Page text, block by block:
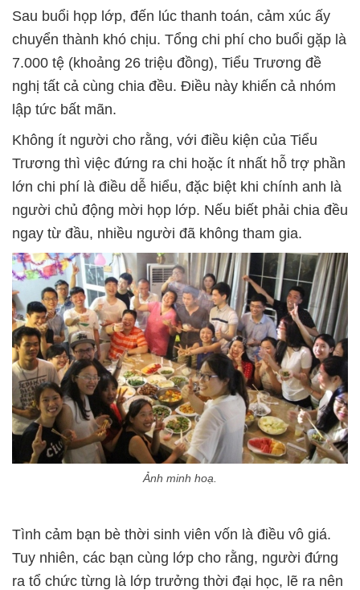
Sau buổi họp lớp, đến lúc thanh toán, cảm xúc ấy
chuyển thành khó chịu. Tổng chi phí cho buổi gặp là
7.000 tệ (khoảng 26 triệu đồng), Tiểu Trương đề
nghị tất cả cùng chia đều. Điều này khiến cả nhóm
lập tức bất mãn.
Không ít người cho rằng, với điều kiện của Tiểu
Trương thì việc đứng ra chi hoặc ít nhất hỗ trợ phần
lớn chi phí là điều dễ hiểu, đặc biệt khi chính anh là
người chủ động mời họp lớp. Nếu biết phải chia đều
ngay từ đầu, nhiều người đã không tham gia.
Ảnh minh hoạ.
Tình cảm bạn bè thời sinh viên vốn là điều vô giá.
Tuy nhiên, các bạn cùng lớp cho rằng, người đứng
ra tổ chức từng là lớp trưởng thời đại học, lẽ ra nên